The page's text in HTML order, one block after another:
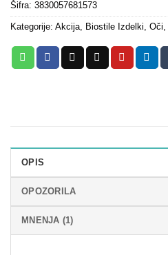
Šifra: 3830057681573
Kategorije: Akcija Biostile Izdelki Oči
OPIS
OPOZORILA
MNENJA (1)